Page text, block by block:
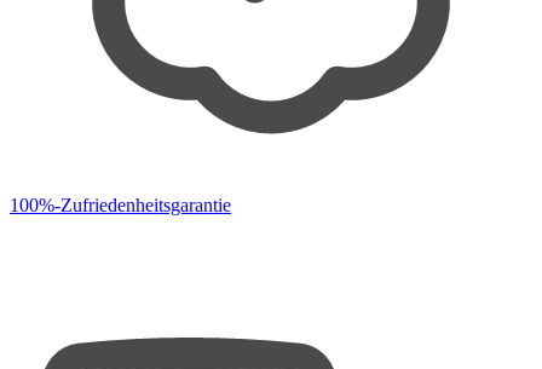
100%-Zufriedenheitsgarantie